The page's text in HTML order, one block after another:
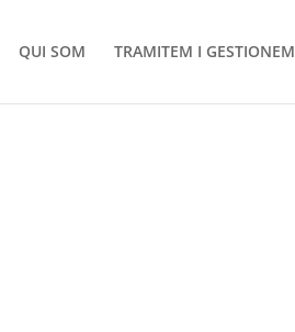
QUI SOM TRAMITEM I GESTIONEM